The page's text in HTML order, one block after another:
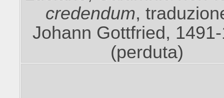
credendum,
Johann Gottfried,
(perduta)